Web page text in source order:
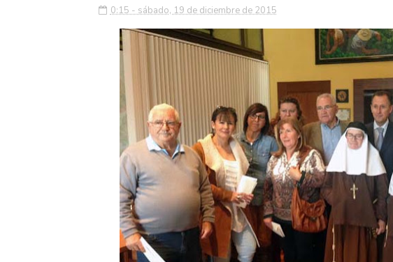
0:15 - sábado, 19 de diciembre de 2015